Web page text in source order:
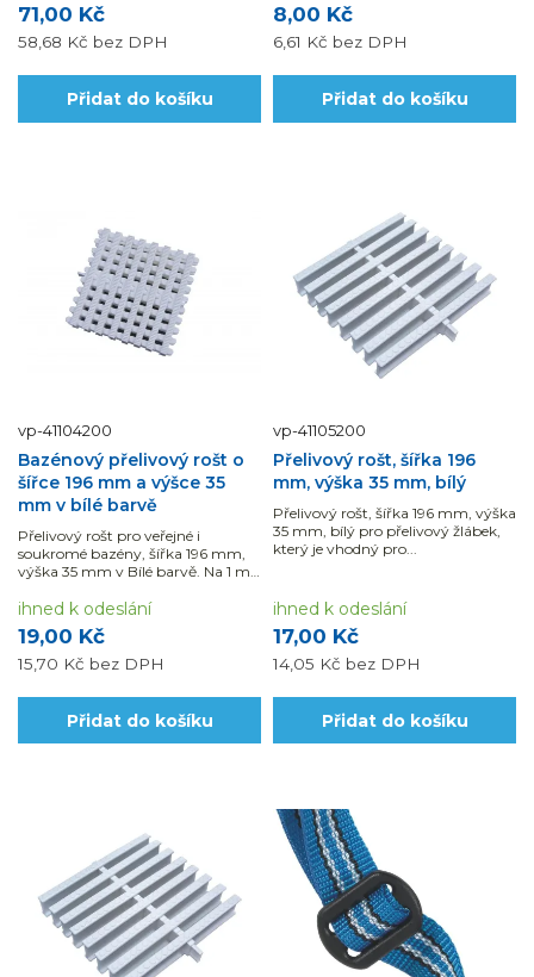
71,00 Kč
58,68 Kč bez DPH
Přidat do košíku
8,00 Kč
6,61 Kč bez DPH
Přidat do košíku
vp-41104200
Bazénový přelivový rošt o
šířce 196 mm a výšce 35
mm v bílé barvě
Přelivový rošt pro veřejné i
soukromé bazény, šířka 196 mm,
výška 35 mm v Bílé barvě. Na 1 m
19,00 Kč
15,70 Kč bez DPH
ihned k odeslání
Přidat do košíku
vp-41105200
Přelivový rošt, šířka 196
mm, výška 35 mm, bílý
Přelivový rošt, šířka 196 mm, výška
35 mm, bílý pro přelivový žlábek,
který je vhodný pro...
17,00 Kč
14,05 Kč bez DPH
ihned k odeslání
Přidat do košíku